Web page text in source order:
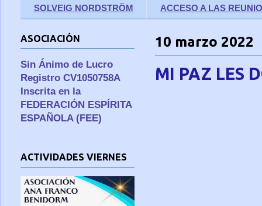
SOLVEIG NORDSTRÖM ACCESO A LAS
10 marzo 2022
MI PAZ LES
ASOCIACIÓN
Sin Ánimo de Lucro
Registro CV1050758A
Inscrita en la
FEDERACIÓN ESPÍRITA
ESPAÑOLA (FEE)
ACTIVIDADES VIERNES